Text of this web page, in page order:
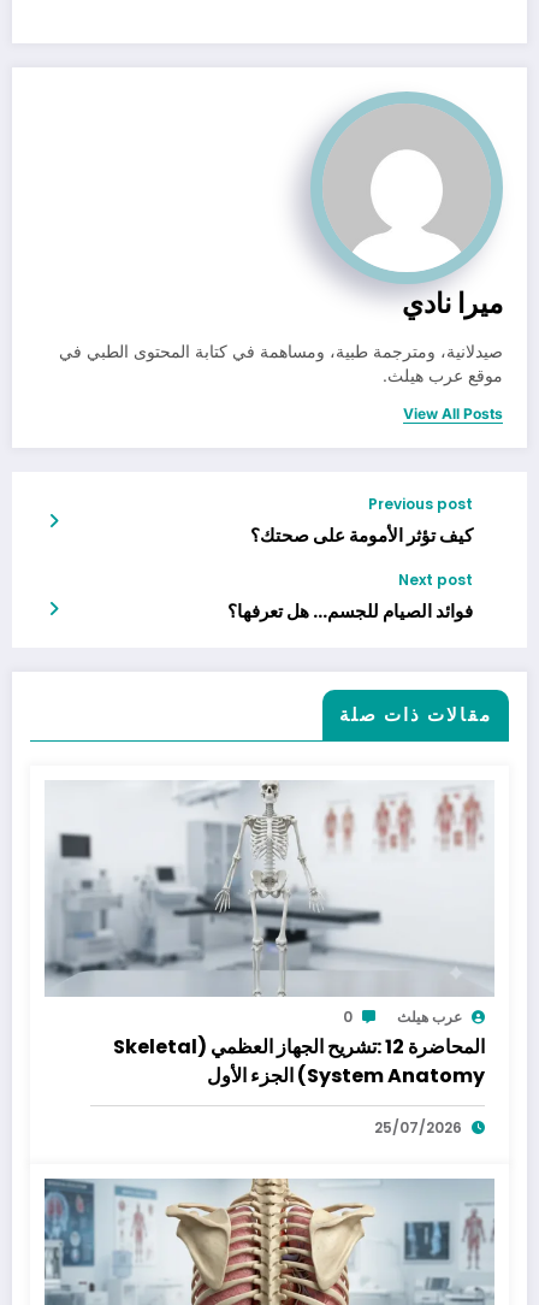
ميرا نادي
صيدلانية، ومترجمة طبية، ومساهمة في كتابة المحتوى الطبي في
موقع عرب هيلث.
View All Posts
Previous post
كيف تؤثر الأمومة على صحتك؟
Next post
فوائد الصيام للجسم… هل تعرفها؟
مقالات ذات صلة
عرب هيلث 0
المحاضرة 12 :تشريح الجهاز العظمي (Skeletal
System Anatomy) الجزء الأول
25/07/2026